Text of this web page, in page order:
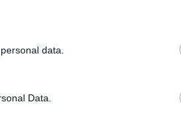
data.
Data.
planu fitnessa moglo biti
bez bolova u
vježbanje s
širokom rasponu razina
sustava, već također
prednosti postaju